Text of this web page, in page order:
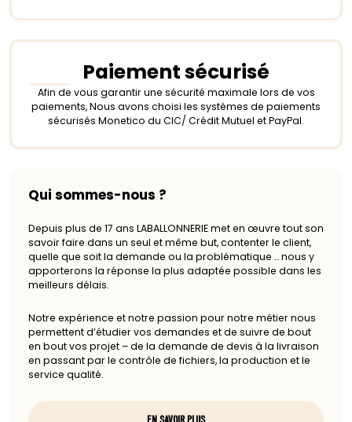
Paiement sécurisé
Afin de vous garantir une sécurité maximale lors de vos
paiements, Nous avons choisi les systèmes de paiements
sécurisés Monetico du CIC/ Crédit Mutuel et PayPal.
Qui sommes-nous ?
Depuis plus de 17 ans LABALLONNERIE met en œuvre tout son
savoir faire dans un seul et même but, contenter le client,
quelle que soit la demande ou la problématique … nous y
apporterons la réponse la plus adaptée possible dans les
meilleurs délais.
Notre expérience et notre passion pour notre métier nous
permettent d’étudier vos demandes et de suivre de bout
en bout vos projet – de la demande de devis à la livraison
en passant par le contrôle de fichiers, la production et le
service qualité.